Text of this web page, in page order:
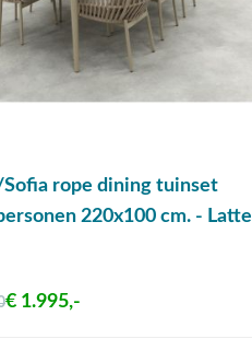
Sofia rope dining tuinset
220x100 cm. - Latte
€ 1.995,-